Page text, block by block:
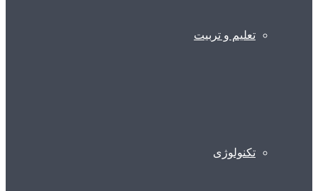
تعلیم و تربیت
تکنولوژی